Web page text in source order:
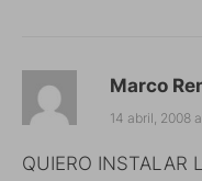
Marco
14 abril, 2008
QUIERO INSTALAR